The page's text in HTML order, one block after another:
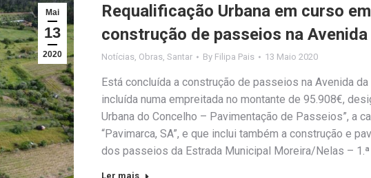
Mai
13
2020
Requalificação Urbana em curso
construção de passeios na Avenida
Notícias, Obras, Santar By Filipa Pais 13 Maio 2020
Está concluída a construção de passeios na Avenida da
incluída numa empreitada no montante de 95.908€,
Urbana do Concelho – Pavimentação de Passeios”, a
“Pavimarca, SA”, e que inclui também a construção e
dos passeios da Estrada Municipal Moreira/Nelas –
Ler mais